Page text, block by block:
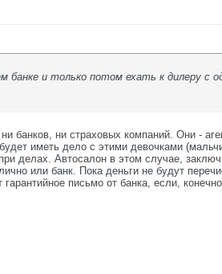
банке и только потом ехать к дилеру с
банков, ни страховых компаний. Они -
иметь дело с этими девочками
делах. Автосалон в этом случае,
или банк. Пока деньги не будут
письмо от банка, если,